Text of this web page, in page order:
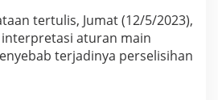
tertulis, Jumat (12/5/2023),
interpretasi aturan main
terjadinya perselisihan